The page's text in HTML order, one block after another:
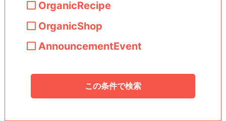
OrganicRecipe
OrganicShop
AnnouncementEvent